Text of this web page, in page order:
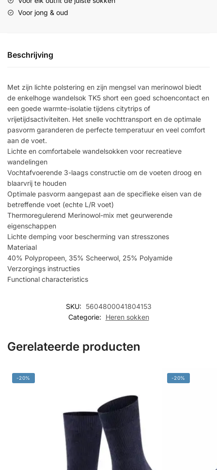
Voor jong & oud
Beschrijving
Met zijn lichte polstering en zijn mengsel van merinowol biedt
de enkelhoge wandelsok TK5 short een goed schoencontact en
een goede warmte-isolatie tijdens citytrips of
vrijetijdsactiviteiten. Het snelle vochttransport en de optimale
pasvorm garanderen de perfecte temperatuur en veel comfort
aan de voet.
Lichte en comfortabele wandelsokken voor recreatieve
wandelingen
Vochtafvoerende 3-laags constructie om de voeten droog en
blaarvrij te houden
Optimale pasvorm aangepast aan de specifieke eisen van de
betreffende voet (echte L/R voet)
Thermoregulerend Merinowol-mix met geurwerende
eigenschappen
Lichte demping voor bescherming van stresszones
Materiaal
40% Polypropeen, 35% Scheerwol, 25% Polyamide
Verzorgings instructies
Functional characteristics
SKU:
5604800041804153
Categorie:
Heren sokken
Gerelateerde producten
-20% -20%